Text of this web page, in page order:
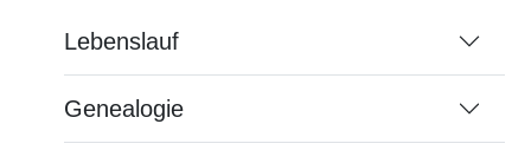
Lebenslauf
Genealogie